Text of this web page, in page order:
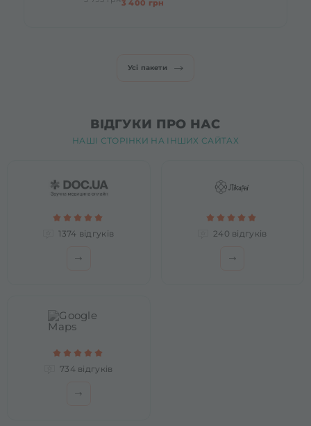
3 400 грн
Усі пакети
ВІДГУКИ ПРО НАС
НАШІ СТОРІНКИ НА ІНШИХ САЙТАХ
1374 відгуків 240 відгуків
734 відгуків